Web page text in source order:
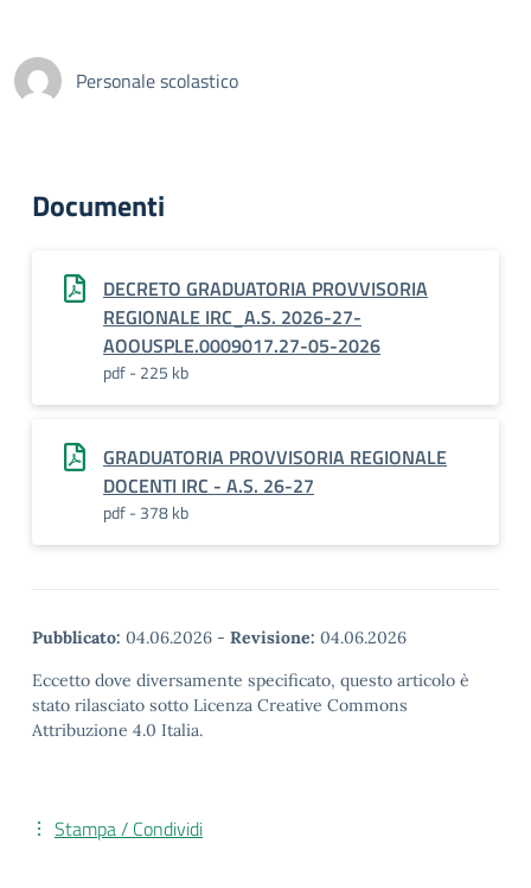
Personale scolastico
Documenti
DECRETO GRADUATORIA PROVVISORIA
REGIONALE IRC_A.S. 2026-27-
AOOUSPLE.0009017.27-05-2026
pdf - 225 kb
GRADUATORIA PROVVISORIA REGIONALE
DOCENTI IRC - A.S. 26-27
pdf - 378 kb
Pubblicato: 04.06.2026 - Revisione: 04.06.2026
Eccetto dove diversamente specificato, questo articolo è
stato rilasciato sotto Licenza Creative Commons
Attribuzione 4.0 Italia.
Stampa / Condividi